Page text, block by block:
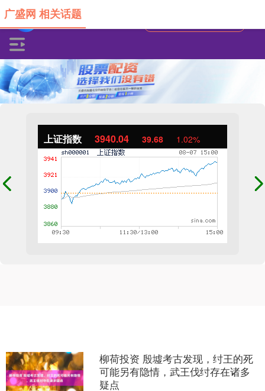
上证指数 3940.04 39.68 1.02%
广盛网 相关话题
柳荷投资 殷墟考古发现，纣王的死
可能另有隐情，武王伐纣存在诸多
疑点